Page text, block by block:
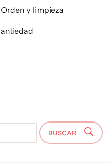
Orden y limpieza
antiedad
BUSCAR